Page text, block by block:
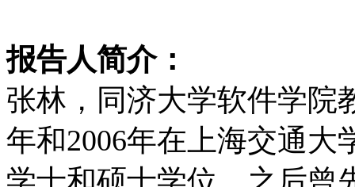
报告人简介：
张林，同济大学软件学院
年和2006年在上海交通